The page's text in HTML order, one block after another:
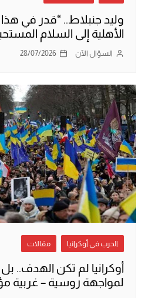
وليد جنبلاط.. “قدر في
الأهلية إلى السلام
السؤال الآن 28/07/2026
الحرب في أوكرانيا مقالات
أوكرانيا لم تكن الهدف..
لمواجهة روسية – غربية